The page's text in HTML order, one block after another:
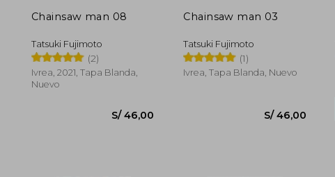
Chainsaw man 08
Tatsuki Fujimoto
(2)
Ivrea, 2021, Tapa Blanda,
Nuevo
Chainsaw man 03
Tatsuki Fujimoto
(1)
Ivrea, Tapa Blanda, Nuevo